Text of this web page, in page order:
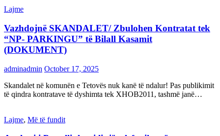
Lajme
Vazhdojnë SKANDALET/ Zbulohen Kontratat tek
“NP- PARKINGU” të Bilall Kasamit
(DOKUMENT)
adminadmin October 17, 2025
Skandalet në komunën e Tetovës nuk kanë të ndalur! Pas publikimit
të qindra kontratave të dyshimta tek XHOB2011, tashmë janë…
Lajme, Më të fundit